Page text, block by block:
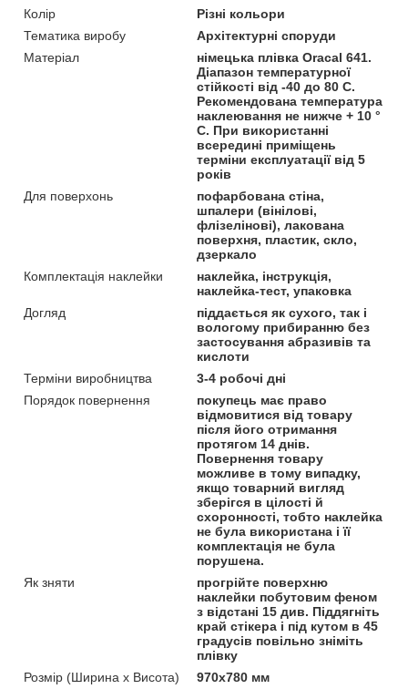
Колір
Різні кольори
Тематика виробу
Архітектурні споруди
Матеріал
німецька плівка Oracal 641.
Діапазон температурної
стійкості від -40 до 80 С.
Рекомендована температура
наклеювання не нижче + 10 °
С. При використанні
всередині приміщень
терміни експлуатації від 5
років
Для поверхонь
пофарбована стіна,
шпалери (вінілові,
флізелінові), лакована
поверхня, пластик, скло,
дзеркало
Комплектація наклейки
наклейка, інструкція,
наклейка-тест, упаковка
Догляд
піддається як сухого, так і
вологому прибиранню без
застосування абразивів та
кислоти
Терміни виробництва
3-4 робочі дні
Порядок повернення
покупець має право
відмовитися від товару
після його отримання
протягом 14 днів.
Повернення товару
можливе в тому випадку,
якщо товарний вигляд
зберігся в цілості й
схоронності, тобто наклейка
не була використана і її
комплектація не була
порушена.
Як зняти
прогрійте поверхню
наклейки побутовим феном
з відстані 15 див. Піддягніть
край стікера і під кутом в 45
градусів повільно зніміть
плівку
Розмір (Ширина х Висота)
970х780 мм